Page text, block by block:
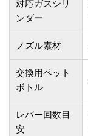
対応ガスシリ
ンダー
ノズル素材
交換用ペット
ボトル
レバー回数目
安